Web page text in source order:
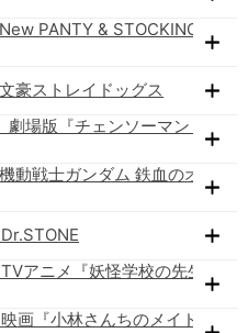
PANTY & STOCKING with
豪ストレイドッグス
劇場版『チェンソーマン レゼ
動戦士ガンダム 鉄血のオルフ
アニメ『妖怪学校の先生はじ
画『小林さんちのメイドラゴ